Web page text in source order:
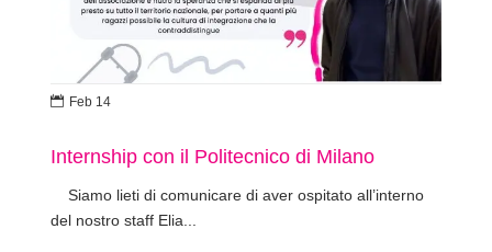
Internship con il Politecnico di Milano
Siamo lieti di comunicare di aver ospitato all’interno
del nostro staff Elia...
 Feb 14